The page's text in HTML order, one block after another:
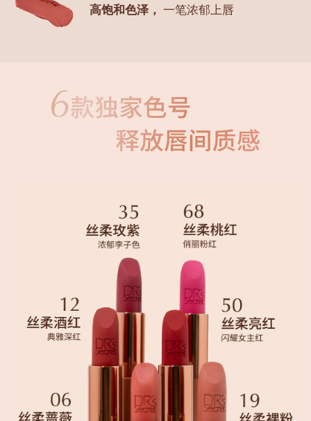
高饱和色泽， 一笔浓郁上唇